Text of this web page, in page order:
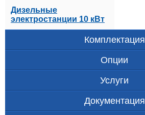
Дизельные
электростанции 10 кВт
Комплектация
Опции
Услуги
Документация